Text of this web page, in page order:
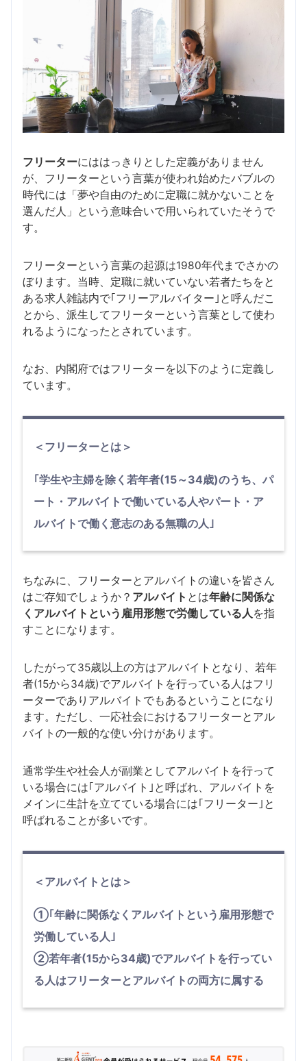
フリーターにははっきりとした定義がありません
が、フリーターという言葉が使われ始めたバブルの
時代には「夢や自由のために定職に就かないことを
選んだ人」という意味合いで用いられていたそうで
す。
フリーターという言葉の起源は1980年代までさかの
ぼります。当時、定職に就いていない若者たちをと
ある求人雑誌内で｢フリーアルバイター｣と呼んだこ
とから、派生してフリーターという言葉として使わ
れるようになったとされています。
なお、内閣府ではフリーターを以下のように定義し
ています。
＜フリーターとは＞
｢学生や主婦を除く若年者(15～34歳)のうち、パ
ート・アルバイトで働いている人やパート・ア
ルバイトで働く意志のある無職の人｣
ちなみに、フリーターとアルバイトの違いを皆さん
はご存知でしょうか？ アルバイト とは年齢に関係な
くアルバイトという雇用形態で労働している人を指
すことになります。
したがって35歳以上の方はアルバイトとなり、若年
者(15から34歳)でアルバイトを行っている人はフリ
ーターでありアルバイトでもあるということになり
ます。ただし、一応社会におけるフリーターとアル
バイトの一般的な使い分けがあります。
通常学生や社会人が副業としてアルバイトを行って
いる場合には｢アルバイト｣と呼ばれ、アルバイトを
メインに生計を立てている場合には｢フリーター｣と
呼ばれることが多いです。
＜アルバイトとは＞
①｢年齢に関係なくアルバイトという雇用形態で
労働している人｣
②若年者(15から34歳)でアルバイトを行ってい
る人はフリーターとアルバイトの両方に属する